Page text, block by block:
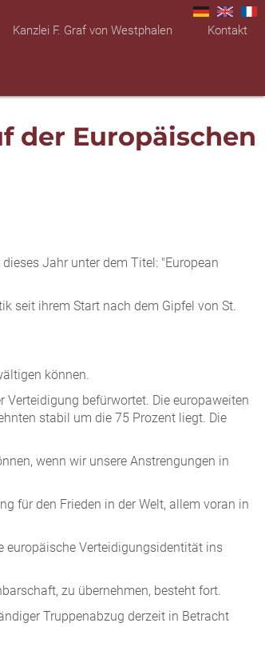
Kanzlei F. Graf von Westphalen Kontakt
der Europäischen
Jahr unter dem Titel: "European
seit ihrem Start nach dem Gipfel von St.
können.
Verteidigung befürwortet. Die europaweiten
stabil um die 75 Prozent liegt. Die
wenn wir unsere Anstrengungen in
für den Frieden in der Welt, allem voran in
europäische Verteidigungsidentität ins
zu übernehmen, besteht fort.
Truppenabzug derzeit in Betracht